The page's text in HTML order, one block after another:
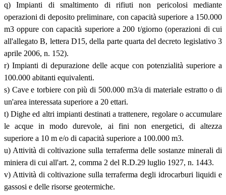
q) Impianti di smaltimento di rifiuti non pericolosi mediante
operazioni di deposito preliminare, con capacità superiore a 150.000
m3 oppure con capacità superiore a 200 t/giorno (operazioni di cui
all'allegato B, lettera D15, della parte quarta del decreto legislativo 3
aprile 2006, n. 152).
r) Impianti di depurazione delle acque con potenzialità superiore a
100.000 abitanti equivalenti.
s) Cave e torbiere con più di 500.000 m3/a di materiale estratto o di
un'area interessata superiore a 20 ettari.
t) Dighe ed altri impianti destinati a trattenere, regolare o accumulare
le acque in modo durevole, ai fini non energetici, di altezza
superiore a 10 m e/o di capacità superiore a 100.000 m3.
u) Attività di coltivazione sulla terraferma delle sostanze minerali di
miniera di cui all'art. 2, comma 2 del R.D.29 luglio 1927, n. 1443.
v) Attività di coltivazione sulla terraferma degli idrocarburi liquidi e
gassosi e delle risorse geotermiche.